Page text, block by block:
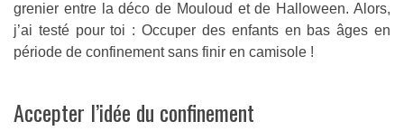
grenier entre la déco de Mouloud et de Halloween. Alors,
j’ai testé pour toi : Occuper des enfants en bas âges en
période de confinement sans finir en camisole !
Accepter l’idée du confinement